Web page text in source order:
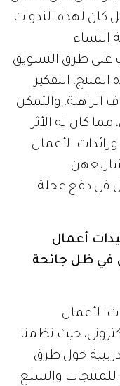
كان لهذه الندوات
النساء
على طرق التسويق
المنتج، التفكير
الراهنة، والتمكن
كان له الأثر
الأعمال
في دفع عجلة
أعمال
في ظل جائحة
الأعمال
حيث نظمنا
حول طرق
للمنتجات والسلع